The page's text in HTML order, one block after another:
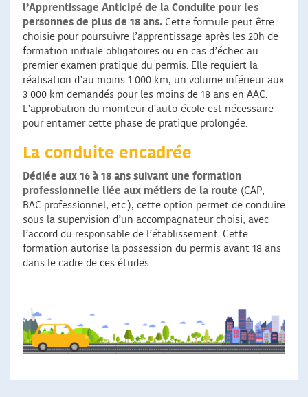
l’Apprentissage Anticipé de la Conduite pour les
personnes de plus de 18 ans. Cette formule peut être
choisie pour poursuivre l’apprentissage après les 20h de
formation initiale obligatoires ou en cas d’échec au
premier examen pratique du permis. Elle requiert la
réalisation d’au moins 1 000 km, un volume inférieur aux
3 000 km demandés pour les moins de 18 ans en AAC.
L’approbation du moniteur d’auto-école est nécessaire
pour entamer cette phase de pratique prolongée.
La conduite encadrée
Dédiée aux 16 à 18 ans suivant une formation
professionnelle liée aux métiers de la route (CAP,
BAC professionnel, etc.), cette option permet de conduire
sous la supervision d’un accompagnateur choisi, avec
l’accord du responsable de l’établissement. Cette
formation autorise la possession du permis avant 18 ans
dans le cadre de ces études.